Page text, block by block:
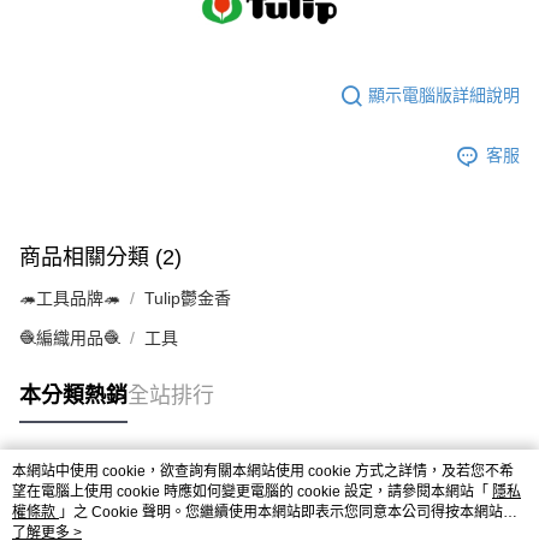
顯示電腦版詳細說明
客服
商品相關分類 (2)
🦔工具品牌🦔 Tulip鬱金香
🧶編織用品🧶 工具
本分類熱銷全站排行
熱門標籤
本網站中使用 cookie，欲查詢有關本網站使用 cookie 方式之詳情，及若您不希
望在電腦上使用 cookie 時應如何變更電腦的 cookie 設定，請參閱本網站「 隱私
權條款 」之 Cookie 聲明。您繼續使用本網站即表示您同意本公司得按本網站使
用條款之 Cookie 聲明使用 cookie。
了解更多 >